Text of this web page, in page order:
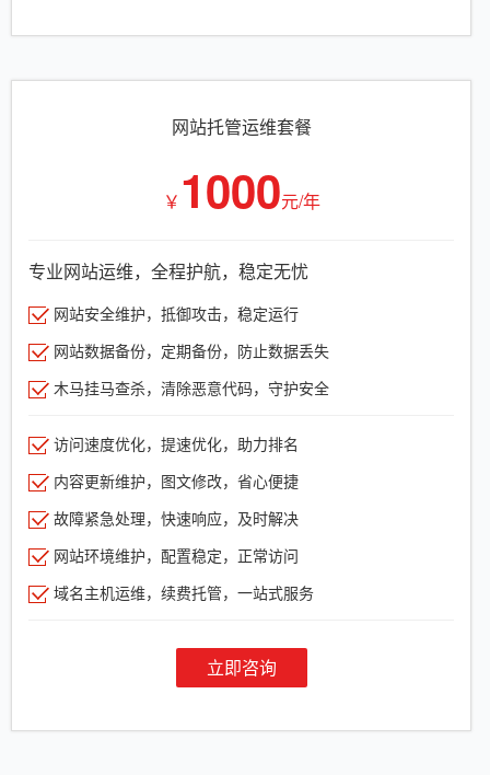
网站托管运维套餐
￥ 1000元/年
专业网站运维，全程护航，稳定无忧
网站安全维护，抵御攻击，稳定运行
网站数据备份，定期备份，防止数据丢失
木马挂马查杀，清除恶意代码，守护安全
访问速度优化，提速优化，助力排名
内容更新维护，图文修改，省心便捷
故障紧急处理，快速响应，及时解决
网站环境维护，配置稳定，正常访问
域名主机运维，续费托管，一站式服务
立即咨询